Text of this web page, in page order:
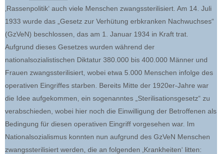
‚Rassenpolitik‘ auch viele Menschen zwangssterilisiert. Am 14. Juli
1933 wurde das „Gesetz zur Verhütung erbkranken Nachwuchses“
(GzVeN) beschlossen, das am 1. Januar 1934 in Kraft trat.
Aufgrund dieses Gesetzes wurden während der
nationalsozialistischen Diktatur 380.000 bis 400.000 Männer und
Frauen zwangssterilisiert, wobei etwa 5.000 Menschen infolge des
operativen Eingriffes starben. Bereits Mitte der 1920er-Jahre war
die Idee aufgekommen, ein sogenanntes „Sterilisationsgesetz“ zu
verabschieden, wobei hier noch die Einwilligung der Betroffenen als
Bedingung für diesen operativen Eingriff vorgesehen war. Im
Nationalsozialismus konnten nun aufgrund des GzVeN Menschen
zwangssterilisiert werden, die an folgenden ‚Krankheiten‘ litten: